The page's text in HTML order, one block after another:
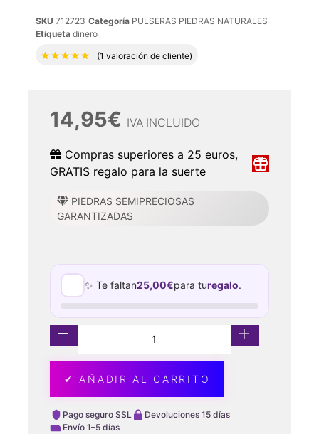
SKU 712723 Categoría PULSERAS PIEDRAS NATURALES
Etiqueta dinero
Valorado con5.00de 5 en base a
(1 valoración de cliente)
14,95€ IVA INCLUIDO
Compras superiores a 25 euros,
GRATIS regalo para la suerte
PIEDRAS SEMIPRECIOSAS
GARANTIZADAS
✨ Te faltan25,00€para turegalo.
✔ AÑADIR AL CARRITO
Pago seguro SSL
Devoluciones 15 días
Envío 1–5 días